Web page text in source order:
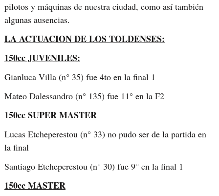
pilotos y máquinas de nuestra ciudad, como así también
algunas ausencias.
LA ACTUACION DE LOS TOLDENSES:
150cc JUVENILES:
Gianluca Villa (n° 35) fue 4to en la final 1
Mateo Dalessandro (n° 135) fue 11° en la F2
150cc SUPER MASTER
Lucas Etcheperestou (n° 33) no pudo ser de la partida en
la final
Santiago Etcheperestou (n° 30) fue 9° en la final 1
150cc MASTER